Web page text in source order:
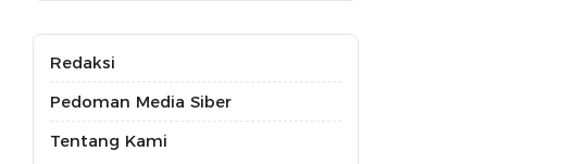
Redaksi
Pedoman Media Siber
Tentang Kami